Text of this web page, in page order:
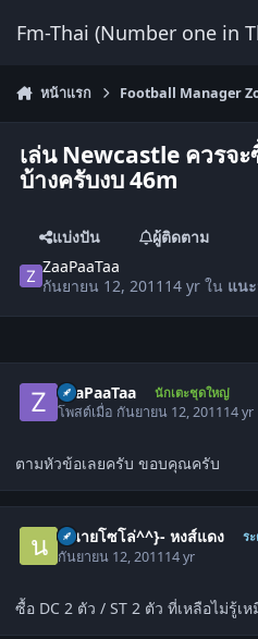
Fm-Thai (Number one in
หน้าแรก Football Manager
เล่น Newcastle ควรจ
บ้างครับงบ 46m
แบ่งปัน
ผู้ติดตาม
ZaaPaaTaa
กันยายน 12, 2011 14 yr ใน แน
ZaaPaaTaa นักเตะชุดใหญ่
โพสต์เมื่อ กันยายน 12, 201114 yr
ตามหัวข้อเลยครับ ขอบคุณครับ
-{นายโซโล่^^}- หงส์แดง ร
กันยายน 12, 201114 yr
ซื้อ DC 2 ตัว / ST 2 ตัว ที่เหลือไม่รู้เ